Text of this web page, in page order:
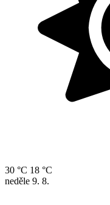
30 °C 18 °C
neděle 9. 8.